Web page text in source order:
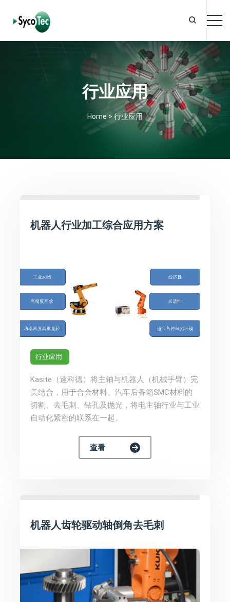
行业应用
Home > 行业应用
机器人行业加工综合应用方案
行业应用
Kasite（速科德）将主轴与机器人（机械手臂）完
美结合，用于合金材料、汽车后备箱SMC材料的
切割、去毛刺、钻孔及抛光，将电主轴行业与工业
自动化紧密的联系在一起。
查看
机器人齿轮驱动轴倒角去毛刺